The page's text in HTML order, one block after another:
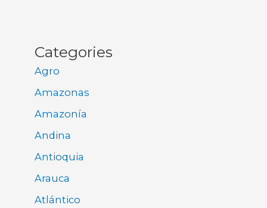
Categories
Agro
Amazonas
Amazonía
Andina
Antioquia
Arauca
Atlántico